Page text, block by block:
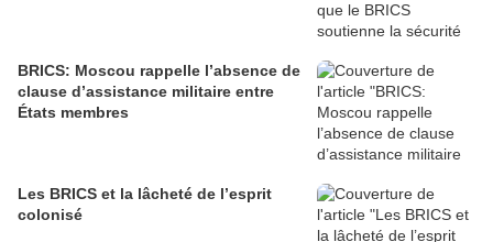
BRICS: Moscou rappelle l’absence de
clause d’assistance militaire entre
États membres
Les BRICS et la lâcheté de l’esprit
colonisé